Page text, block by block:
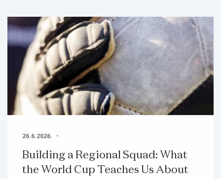
26.6.2026.
Building a Regional Squad: What
the World Cup Teaches Us About